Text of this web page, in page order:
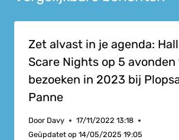
Zet alvast in je agenda:
Scare Nights op 5 avonden
bezoeken in 2023 bij
Panne
Door Davy
17/11/2022 13:18
Geüpdatet op 14/05/2025 19:05